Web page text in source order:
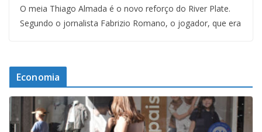
O meia Thiago Almada é o novo reforço do River Plate.
Segundo o jornalista Fabrizio Romano, o jogador, que era
Economia